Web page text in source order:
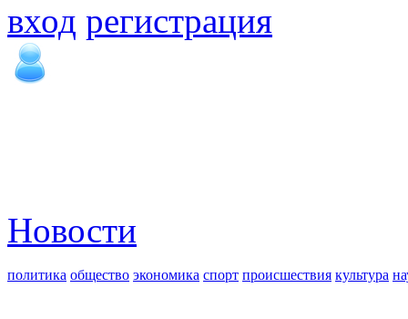
вход регистрация
Новости
политика общество экономика спорт происшествия культура